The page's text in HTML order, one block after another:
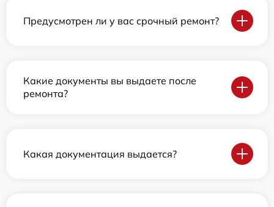
Предусмотрен ли у вас срочный ремонт?
Какие документы вы выдаете после
ремонта?
Какая документация выдается?